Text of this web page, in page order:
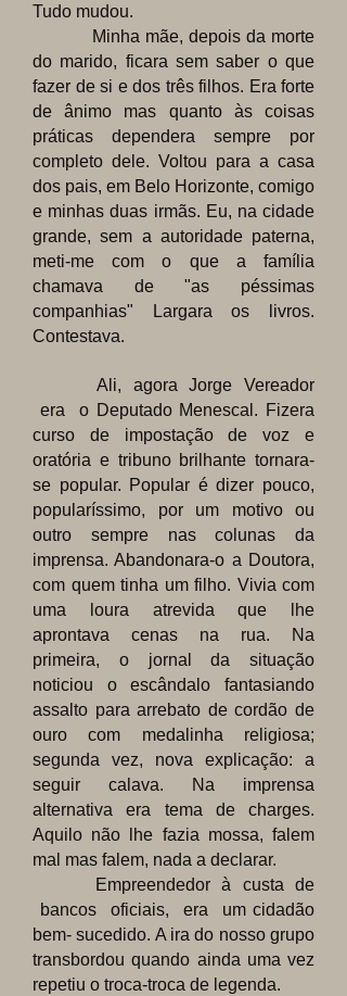
Tudo mudou.
Minha mãe, depois da morte
do marido, ficara sem saber o que
fazer de si e dos três filhos. Era forte
de ânimo mas quanto às coisas
práticas dependera sempre por
completo dele. Voltou para a casa
dos pais, em Belo Horizonte, comigo
e minhas duas irmãs. Eu, na cidade
grande, sem a autoridade paterna,
meti-me com o que a família
chamava de "as péssimas
companhias" Largara os livros.
Contestava.
Ali, agora Jorge Vereador
era o Deputado Menescal. Fizera
curso de impostação de voz e
oratória e tribuno brilhante tornara-
se popular. Popular é dizer pouco,
popularíssimo, por um motivo ou
outro sempre nas colunas da
imprensa. Abandonara-o a Doutora,
com quem tinha um filho. Vivia com
uma loura atrevida que lhe
aprontava cenas na rua. Na
primeira, o jornal da situação
noticiou o escândalo fantasiando
assalto para arrebato de cordão de
ouro com medalinha religiosa;
segunda vez, nova explicação: a
seguir calava. Na imprensa
alternativa era tema de charges.
Aquilo não lhe fazia mossa, falem
mal mas falem, nada a declarar.
Empreendedor à custa de
bancos oficiais, era um cidadão
bem- sucedido. A ira do nosso grupo
transbordou quando ainda uma vez
repetiu o troca-troca de legenda.